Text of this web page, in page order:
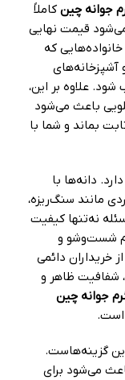
کاملاً
باعث می‌شود قیمت نهایی
که
آشپزخانه‌های
علاوه بر این،
محصول در بسته‌بندی 5 کیلویی باعث می‌شود
بماند و شما با
دانه‌ها با
مانند سنگ‌ریزه،
نه‌تنها کیفیت
شست‌وشو و
خریداران دائمی
شفافیت ظاهر و
است.
گزینه‌هاست.
می‌شود برای